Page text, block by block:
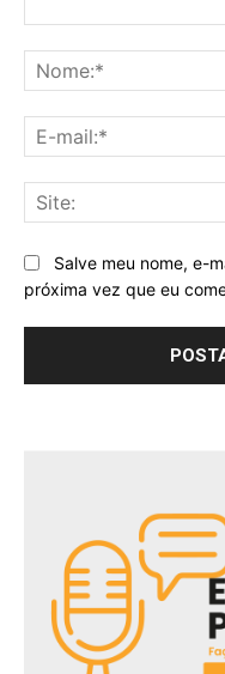
Salve meu nome, e-
próxima vez que eu